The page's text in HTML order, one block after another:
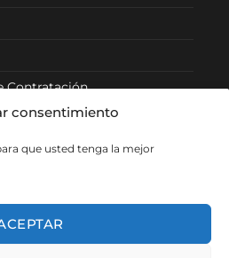
consentimiento
que usted tenga la mejor
Contratación
Devolución